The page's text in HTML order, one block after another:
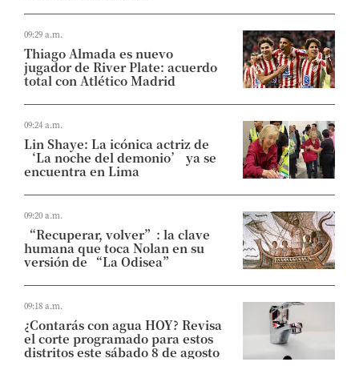
09:29 a.m.
Thiago Almada es nuevo
jugador de River Plate: acuerdo
total con Atlético Madrid
09:24 a.m.
Lin Shaye: La icónica actriz de
‘La noche del demonio’ ya se
encuentra en Lima
09:20 a.m.
“Recuperar, volver”: la clave
humana que toca Nolan en su
versión de “La Odisea”
09:18 a.m.
¿Contarás con agua HOY? Revisa
el corte programado para estos
distritos este sábado 8 de agosto